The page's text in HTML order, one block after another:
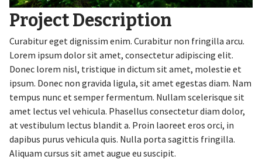
Project Description
Curabitur eget dignissim enim. Curabitur non fringilla arcu.
Lorem ipsum dolor sit amet, consectetur adipiscing elit.
Donec lorem nisl, tristique in dictum sit amet, molestie et
ipsum. Donec non gravida ligula, sit amet egestas diam. Nam
tempus nunc et semper fermentum. Nullam scelerisque sit
amet lectus vel vehicula. Phasellus consectetur diam dolor,
at vestibulum lectus blandit a. Proin laoreet eros orci, in
dapibus purus vehicula quis. Nulla porta sagittis fringilla.
Aliquam cursus sit amet augue eu suscipit.